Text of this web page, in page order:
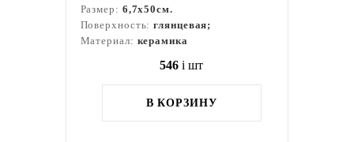
Размер: 6,7x50см.
Поверхность:глянцевая;
Материал: керамика
546 i шт
В КОРЗИНУ